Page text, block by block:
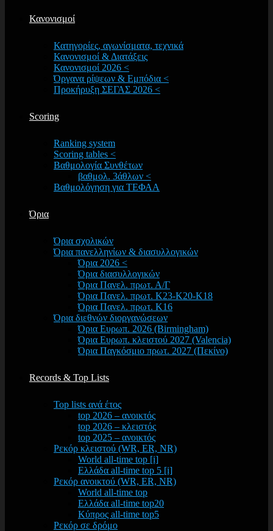
Κανονισμοί
Κατηγορίες, αγωνίσματα, τεχνικά
Κανονισμοί & Διατάξεις
Κανονισμοί 2026 <
Όργανα ρίψεων & Εμπόδια <
Προκήρυξη ΣΕΓΑΣ 2026 <
Scoring
Ranking system
Scoring tables <
Βαθμολογία Συνθέτων
βαθμολ. 3άθλων <
Βαθμολόγηση για ΤΕΦΑΑ
Όρια
Όρια σχολικών
Όρια πανελληνίων & διασυλλογικών
Όρια 2026 <
Όρια διασυλλογικών
Όρια Πανελ. πρωτ. Α/Γ
Όρια Πανελ. πρωτ. Κ23-Κ20-Κ18
Όρια Πανελ. πρωτ. Κ16
Όρια διεθνών διοργανώσεων
Όρια Ευρωπ. 2026 (Birmingham)
Όρια Ευρωπ. κλειστού 2027 (Valencia)
Όρια Παγκόσμιο πρωτ. 2027 (Πεκίνο)
Records & Top Lists
Top lists ανά έτος
top 2026 – ανοικτός
top 2026 – κλειστός
top 2025 – ανοικτός
Ρεκόρ κλειστού (WR, ER, NR)
World all-time top [i]
Ελλάδα all-time top 5 [i]
Ρεκόρ ανοικτού (WR, ER, NR)
World all-time top
Ελλάδα all-time top20
Κύπρος all-time top5
Ρεκόρ σε δρόμο